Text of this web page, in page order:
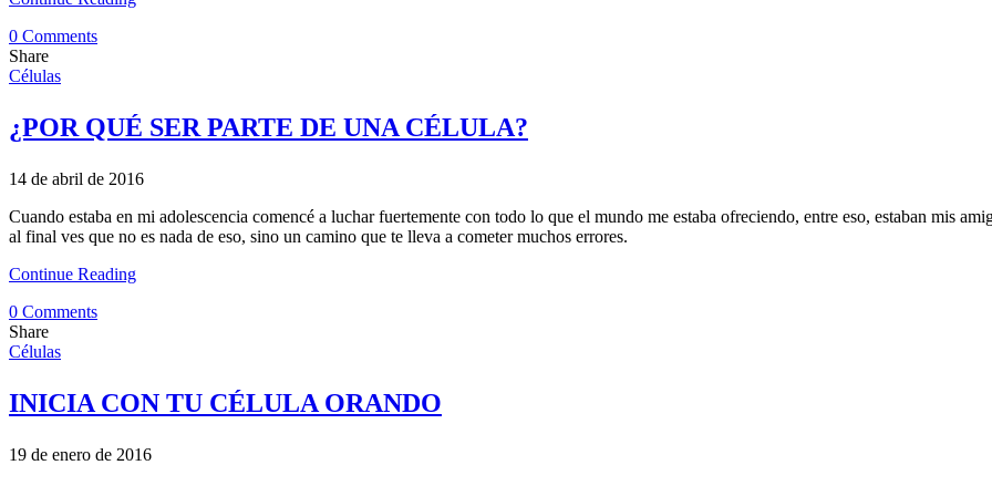
0 Comments
Share
Células
¿POR QUÉ SER PARTE DE UNA CÉLULA?
14 de abril de 2016
Cuando estaba en mi adolescencia comencé a luchar fuertemente con todo lo que el mundo me estaba ofreciendo, entre eso, estaban mis
al final ves que no es nada de eso, sino un camino que te lleva a cometer muchos errores.
Continue Reading
0 Comments
Share
Células
INICIA CON TU CÉLULA ORANDO
19 de enero de 2016